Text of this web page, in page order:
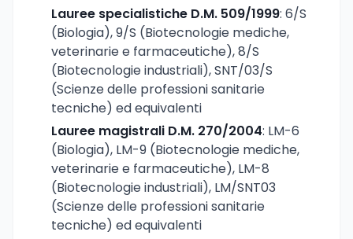
Lauree specialistiche D.M. 509/1999: 6/S
(Biologia), 9/S (Biotecnologie mediche,
veterinarie e farmaceutiche), 8/S
(Biotecnologie industriali), SNT/03/S
(Scienze delle professioni sanitarie
tecniche) ed equivalenti
Lauree magistrali D.M. 270/2004: LM-6
(Biologia), LM-9 (Biotecnologie mediche,
veterinarie e farmaceutiche), LM-8
(Biotecnologie industriali), LM/SNT03
(Scienze delle professioni sanitarie
tecniche) ed equivalenti